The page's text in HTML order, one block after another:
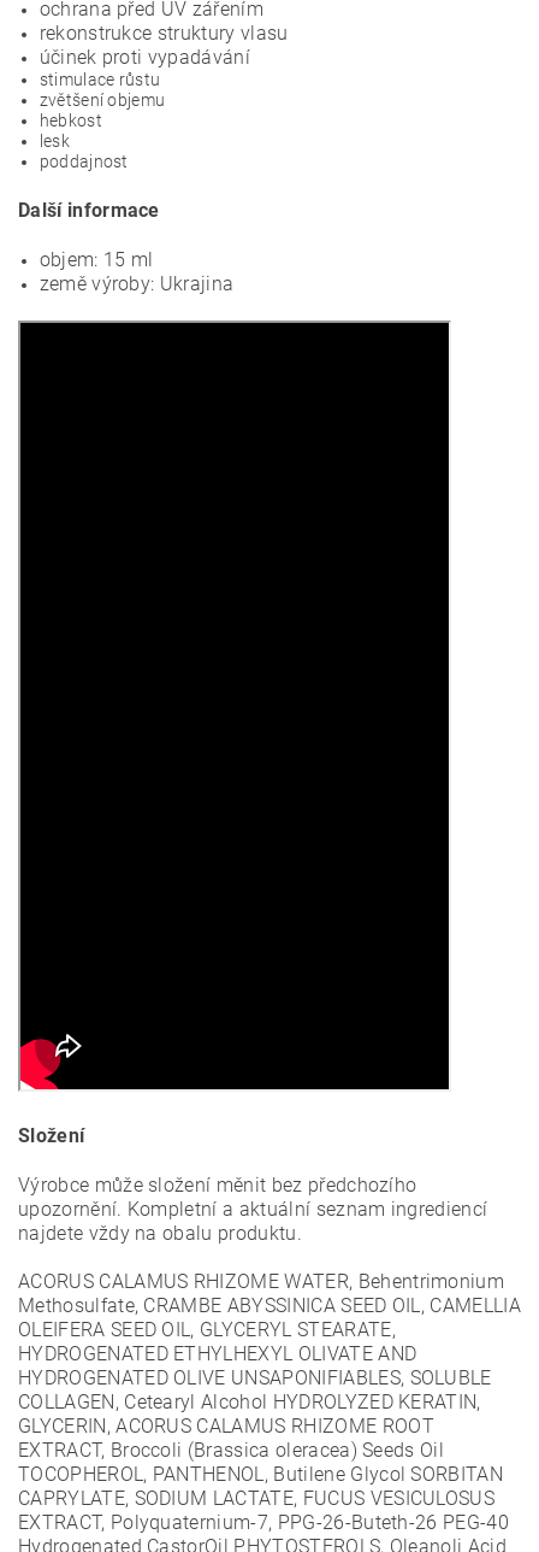
ochrana před UV zářením
rekonstrukce struktury vlasu
účinek proti vypadávání
stimulace růstu
zvětšení objemu
hebkost
lesk
poddajnost
Další informace
objem: 15 ml
země výroby: Ukrajina
Složení
Výrobce může složení měnit bez předchozího
upozornění. Kompletní a aktuální seznam ingrediencí
najdete vždy na obalu produktu.
ACORUS CALAMUS RHIZOME WATER, Behentrimonium
Methosulfate, CRAMBE ABYSSINICA SEED OIL, CAMELLIA
OLEIFERA SEED OIL, GLYCERYL STEARATE,
HYDROGENATED ETHYLHEXYL OLIVATE AND
HYDROGENATED OLIVE UNSAPONIFIABLES, SOLUBLE
COLLAGEN, Cetearyl Alcohol HYDROLYZED KERATIN,
GLYCERIN, ACORUS CALAMUS RHIZOME ROOT
EXTRACT, Broccoli (Brassica oleracea) Seeds Oil
TOCOPHEROL, PANTHENOL, Butilene Glycol SORBITAN
CAPRYLATE, SODIUM LACTATE, FUCUS VESICULOSUS
EXTRACT, Polyquaternium-7, PPG-26-Buteth-26 PEG-40
Hydrogenated CastorOil PHYTOSTEROLS, Oleanoli Acid